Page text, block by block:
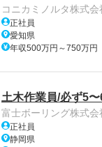
コニカミノルタ株式会
正社員
愛知県
年収500万円～750万円
土木作業員/必ず5
富士ボーリング株式会
正社員
静岡県